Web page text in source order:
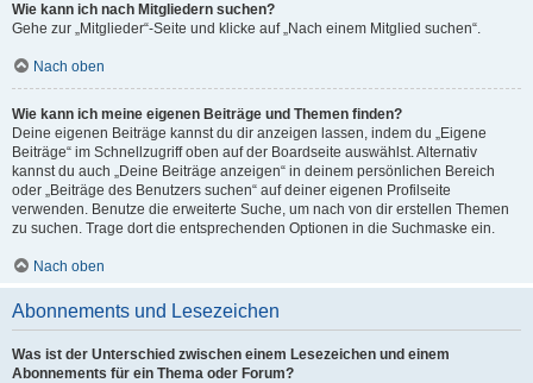
Wie kann ich nach Mitgliedern suchen?
Gehe zur „Mitglieder“-Seite und klicke auf „Nach einem Mitglied suchen“.
Nach oben
Wie kann ich meine eigenen Beiträge und Themen finden?
Deine eigenen Beiträge kannst du dir anzeigen lassen, indem du „Eigene
Beiträge“ im Schnellzugriff oben auf der Boardseite auswählst. Alternativ
kannst du auch „Deine Beiträge anzeigen“ in deinem persönlichen Bereich
oder „Beiträge des Benutzers suchen“ auf deiner eigenen Profilseite
verwenden. Benutze die erweiterte Suche, um nach von dir erstellen Themen
zu suchen. Trage dort die entsprechenden Optionen in die Suchmaske ein.
Nach oben
Abonnements und Lesezeichen
Was ist der Unterschied zwischen einem Lesezeichen und einem
Abonnements für ein Thema oder Forum?